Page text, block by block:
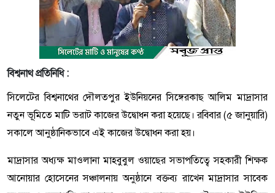
বিশ্বনাথ প্রতিনিধি :
সিলেটের বিশ্বনাথের দৌলতপুর ইউনিয়নের সিঙ্গেরকাছ আলিম মাদ্রাসার
নতুন ভূমিতে মাটি ভরাট কাজের উদ্বোধন করা হয়েছে। রবিবার (৫ জানুয়ারি)
সকালে আনুষ্ঠানিকভাবে এই কাজের উদ্বোধন করা হয়।
মাদ্রাসার অধ্যক্ষ মাওলানা মাহবুবুল ওয়াছের সভাপতিত্বে সহকারী শিক্ষক
আনোয়ার হোসেনের সঞ্চালনায় অনুষ্ঠানে বক্তব্য রাখেন মাদ্রাসার সাবেক